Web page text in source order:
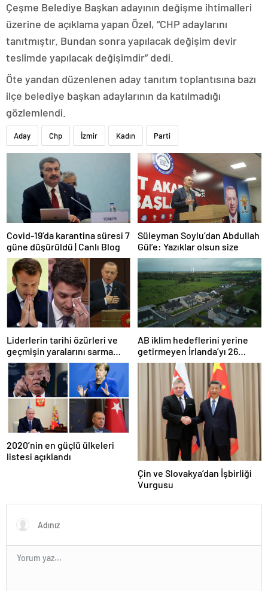
Çeşme Belediye Başkan adayının değişme ihtimalleri
üzerine de açıklama yapan Özel, “CHP adaylarını
tanıtmıştır. Bundan sonra yapılacak değişim devir
teslimde yapılacak değişimdir” dedi.
Öte yandan düzenlenen aday tanıtım toplantısına bazı
ilçe belediye başkan adaylarının da katılmadığı
gözlemlendi.
Aday Chp İzmir Kadın Parti
Covid-19’da karantina süresi 7
güne düşürüldü | Canlı Blog
Süleyman Soylu’dan Abdullah
Gül’e: Yazıklar olsun size
Liderlerin tarihi özürleri ve
geçmişin yaralarını sarma
çabaları
AB iklim hedeflerini yerine
getirmeyen İrlanda’yı 26
milyar euroluk ceza bekliyor
2020’nin en güçlü ülkeleri
listesi açıklandı
Çin ve Slovakya’dan İşbirliği
Vurgusu